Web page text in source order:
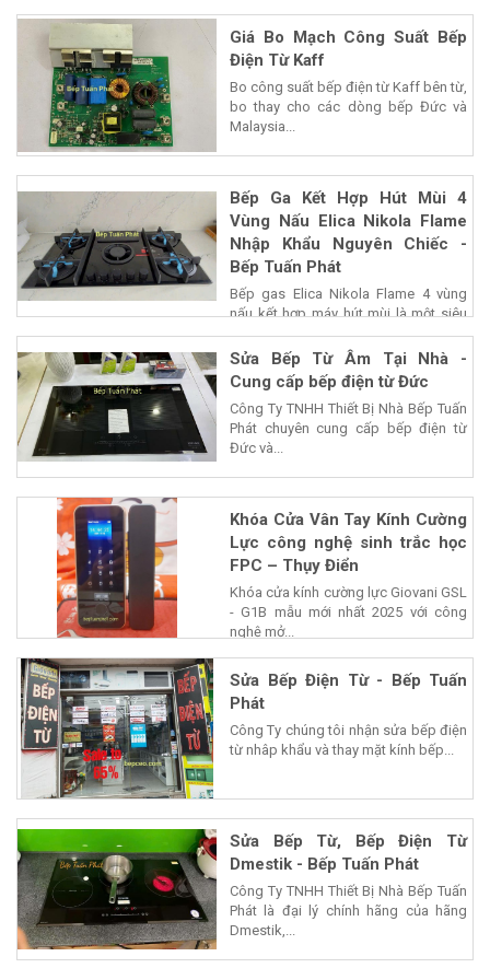
Giá Bo Mạch Công Suất Bếp
Điện Từ Kaff
Bo công suất bếp điện từ Kaff bên từ,
bo thay cho các dòng bếp Đức và
Malaysia...
Bếp Ga Kết Hợp Hút Mùi 4
Vùng Nấu Elica Nikola Flame
Nhập Khẩu Nguyên Chiếc -
Bếp Tuấn Phát
Bếp gas Elica Nikola Flame 4 vùng
nấu kết hợp máy hút mùi là một siêu
phẩm của...
Sửa Bếp Từ Âm Tại Nhà -
Cung cấp bếp điện từ Đức
Công Ty TNHH Thiết Bị Nhà Bếp Tuấn
Phát chuyên cung cấp bếp điện từ
Đức và...
Khóa Cửa Vân Tay Kính Cường
Lực công nghệ sinh trắc học
FPC – Thụy Điển
Khóa cửa kính cường lực Giovani GSL
- G1B mẫu mới nhất 2025 với công
nghệ mở...
Sửa Bếp Điện Từ - Bếp Tuấn
Phát
Công Ty chúng tôi nhận sửa bếp điện
từ nhâp khẩu và thay mặt kính bếp...
Sửa Bếp Từ, Bếp Điện Từ
Dmestik - Bếp Tuấn Phát
Công Ty TNHH Thiết Bị Nhà Bếp Tuấn
Phát là đại lý chính hãng của hãng
Dmestik,...